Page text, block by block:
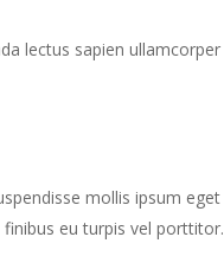
lectus sapien ullamcorper
mollis ipsum eget
finibus eu turpis vel porttitor.